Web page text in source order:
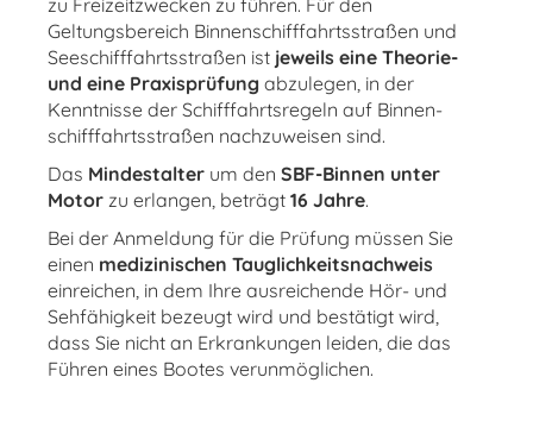
Geltungsbereich Binnen­schiff­fahrts­straßen und
See­schiff­fahrts­straßen ist jeweils eine Theorie-
und eine Praxisprüfung abzulegen, in der
Kenntnisse der Schifffahrtsregeln auf Binnen­
schiff­fahrts­straßen nachzuweisen sind.
Das Mindestalter um den SBF-Binnen unter
Motor zu erlangen, beträgt 16 Jahre.
Bei der Anmeldung für die Prüfung müssen Sie
einen medizinischen Tauglichkeitsnachweis
einreichen, in dem Ihre ausreichende Hör- und
Sehfähigkeit bezeugt wird und bestätigt wird,
dass Sie nicht an Erkrankungen leiden, die das
Führen eines Bootes verunmöglichen.